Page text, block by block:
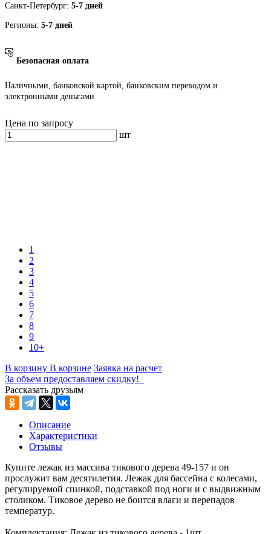
Санкт-Петербург: 5-7 дней
Регионы: 5-7 дней
Безопасная оплата
Наличными, банковской картой, банковским переводом и
электронными деньгами
Цена по запросу
шт
1
2
3
4
5
6
7
8
9
10+
В корзину В корзине Заявка на расчет
За объем предоставляем скидку!
Рассказать друзьям
Описание
Характеристики
Отзывы
Купите лежак из массива тикового дерева 49-157 и он
прослужит вам десятилетия. Лежак для бассейна с колесами,
регулируемой спинкой, подставкой под ноги и с выдвижным
столиком. Тиковое дерево не боится влаги и перепадов
температур.